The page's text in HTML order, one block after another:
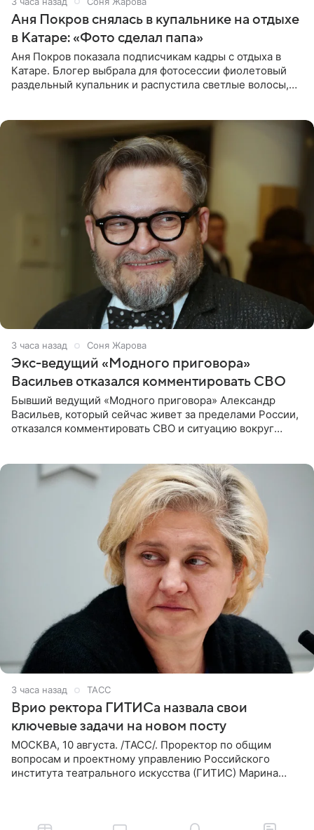
Аня Покров снялась в купальнике на отдыхе
в Катаре: «Фото сделал папа»
Аня Покров показала подписчикам кадры с отдыха в
Катаре. Блогер выбрала для фотосессии фиолетовый
раздельный купальник и распустила светлые волосы,
3 часа назад Соня Жарова
Экс-ведущий «Модного приговора»
Васильев отказался комментировать СВО
Бывший ведущий «Модного приговора» Александр
Васильев, который сейчас живет за пределами России,
отказался комментировать СВО и ситуацию вокруг
3 часа назад ТАСС
Врио ректора ГИТИСа назвала свои
ключевые задачи на новом посту
МОСКВА, 10 августа. /ТАСС/. Проректор по общим
вопросам и проектному управлению Российского
института театрального искусства (ГИТИС) Марина